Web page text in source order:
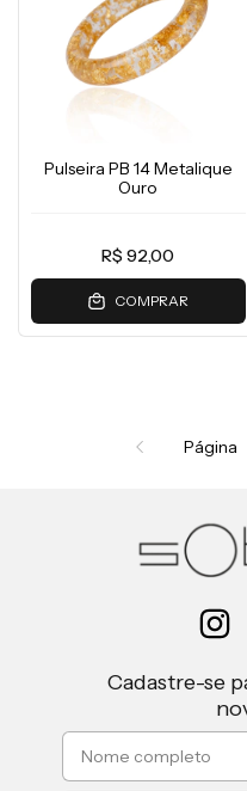
Pulseira PB 14 Metalique
Ouro
R$ 92,00
COMPRAR
Página
Cadastre-se